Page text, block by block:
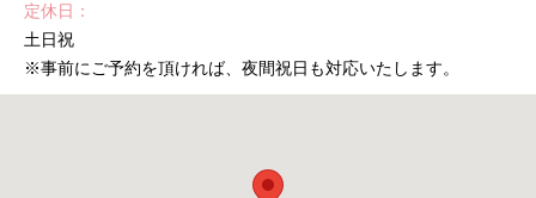
定休日
土日祝
※事前にご予約を頂ければ、夜間祝日も対応いたします。